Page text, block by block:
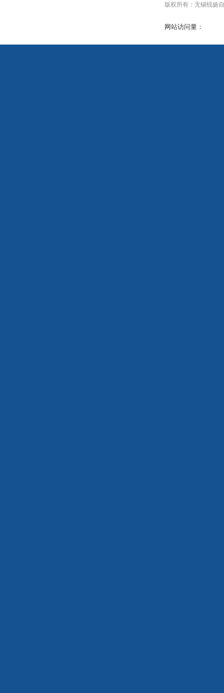
版权所有：无锡锐扬
网站访问量：